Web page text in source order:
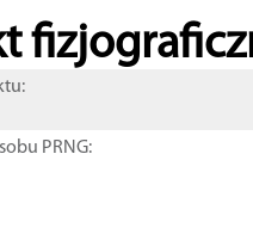
PRNG: